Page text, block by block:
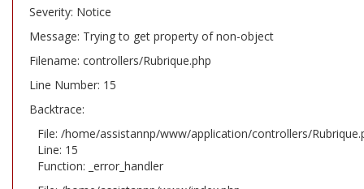
Severity: Notice
Message: Trying to get property of non-object
Filename: controllers/Rubrique.php
Line Number: 15
Backtrace:
File: /home/assistannp/www/application/controllers/
Line: 15
Function: _error_handler